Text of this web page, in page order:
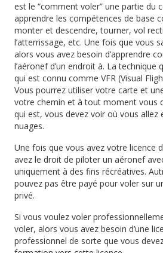
est le “comment voler” une partie du
apprendre les compétences de base
monter et descendre, tourner, vol
l’atterrissage, etc. Une fois que vous
alors vous avez besoin d’apprendre
l’aéronef d’un endroit à. La technique
qui est connu comme VFR (Visual
Vous pourrez utiliser votre carte et
votre chemin et à tout moment vous
qui est, vous devez voir où vous allez
nuages.
Une fois que vous avez votre licence
avez le droit de piloter un aéronef
uniquement à des fins récréatives.
pouvez pas être payé pour voler sur
privé.
Si vous voulez voler
voler, alors vous avez besoin d’une
professionnel de sorte que vous